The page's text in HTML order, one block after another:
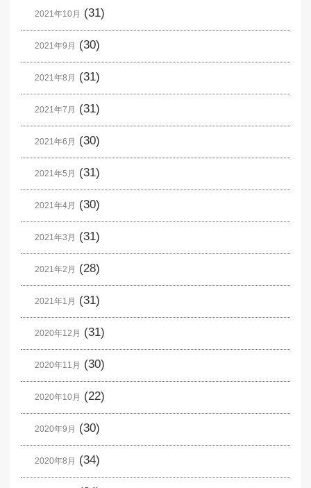
2021年10月 (31)
2021年9月 (30)
2021年8月 (31)
2021年7月 (31)
2021年6月 (30)
2021年5月 (31)
2021年4月 (30)
2021年3月 (31)
2021年2月 (28)
2021年1月 (31)
2020年12月 (31)
2020年11月 (30)
2020年10月 (22)
2020年9月 (30)
2020年8月 (34)